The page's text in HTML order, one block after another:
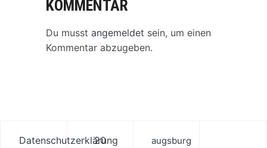
KOMMENTAR
Du musst angemeldet sein, um einen
Kommentar abzugeben.
Datenschutzerklärung
20
augsburg